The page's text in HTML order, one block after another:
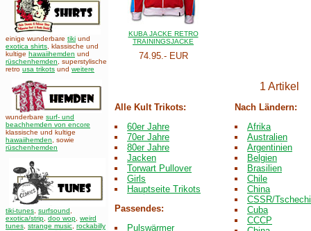
einige wunderbare tiki und
exotica shirts , klassische und
kultige hawaiihemden und
rüschenhemden , superstylische
retro usa trikots und weitere
wunderbare surf- und
beachhemden von encore
klassische und kultige
hawaiihemden
sowie
rüschenhemden
tiki-tunes surfsound
exotica/strip doo wop weird
tunes strange music rockabilly
KUBA JACKE RETRO
TRAININGSJACKE
74.95.- EUR
1 Artikel
Alle Kult Trikots:
60er Jahre
70er Jahre
80er Jahre
Jacken
Torwart Pullover
Girls
Hauptseite Trikots
Passendes:
Pulswärmer
Nach Ländern:
Afrika
Australien
Argentinien
Belgien
Brasilien
Chile
China
CSSR/
Cuba
CCCP